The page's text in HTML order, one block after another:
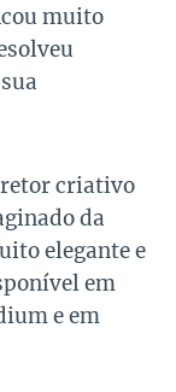
muito
criativo
da
elegante e
em
e em